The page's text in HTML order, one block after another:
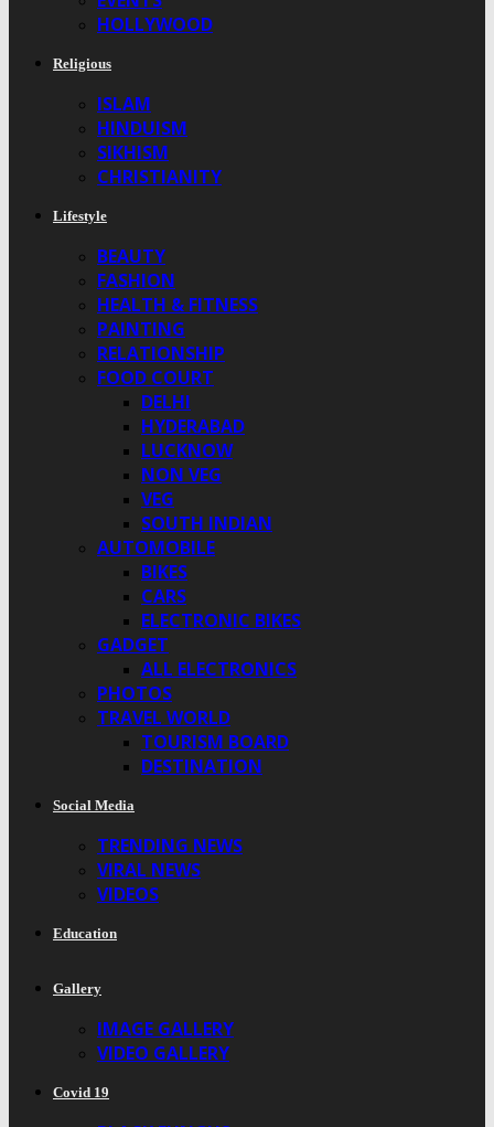
HOLLYWOOD
Religious
ISLAM
HINDUISM
SIKHISM
CHRISTIANITY
Lifestyle
BEAUTY
FASHION
HEALTH & FITNESS
PAINTING
RELATIONSHIP
FOOD COURT
DELHI
HYDERABAD
LUCKNOW
NON VEG
VEG
SOUTH INDIAN
AUTOMOBILE
BIKES
CARS
ELECTRONIC BIKES
GADGET
ALL ELECTRONICS
PHOTOS
TRAVEL WORLD
TOURISM BOARD
DESTINATION
Social Media
TRENDING NEWS
VIRAL NEWS
VIDEOS
Education
Gallery
IMAGE GALLERY
VIDEO GALLERY
Covid 19